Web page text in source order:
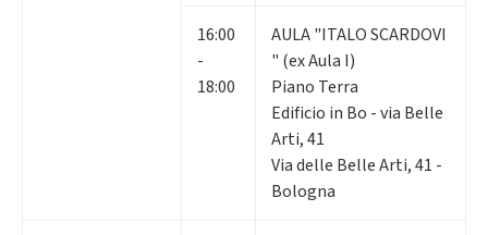
16:00
-
18:00
AULA "ITALO SCARDOVI
" (ex Aula I)
Piano Terra
Edificio in Bo - via Belle
Arti, 41
Via delle Belle Arti, 41 -
Bologna